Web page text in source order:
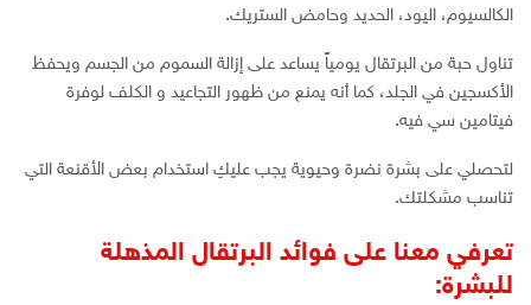
الكالسيوم، اليود، الحديد وحامض الستريك.
تناول حبة من البرتقال يومياً يساعد على إزالة السموم من الجسم ويحفظ
الأكسجين في الجلد، كما أنه يمنع من ظهور التجاعيد و الكلف لوفرة
فيتامين سي فيه.
لتحصلي على بشرة نضرة وحيوية يجب عليكِ استخدام بعض الأقنعة التي
تناسب مشكلتك.
تعرفي معنا على فوائد البرتقال المذهلة
للبشرة: